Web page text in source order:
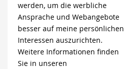
werden, um die werbliche
Ansprache und Webangebote
besser auf meine persönlichen
Interessen auszurichten.
Weitere Informationen finden
Sie in unseren